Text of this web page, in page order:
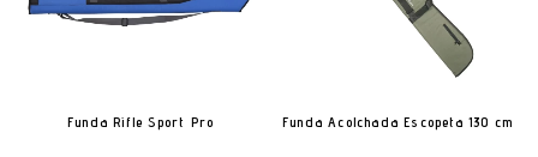
Funda Rifle Sport Pro Funda Acolchada Escopeta 130 cm